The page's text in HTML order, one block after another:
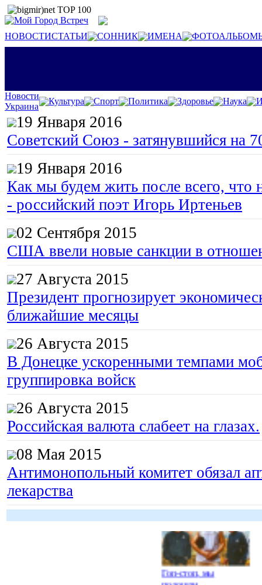
НОВОСТИСТАТЬИ СОННИК ИМЕНА
Новости
Украина
Культура Спорт Политика Здоровье Наука
19 Января 2016
Советский Союз - затянувшийся на
19 Января 2016
Как мы будем жить после всего, что
- российский поэт Игорь Иртеньев
02 Сентября 2015
США ввели новые санкции в
27 Августа 2015
Президент прогнозирует
ближайшие месяцы
26 Августа 2015
В Донецке ускоренными темпами
группировка войск
26 Августа 2015
Российская валюта слабеет на глазах.
08 Мая 2015
Антимонопольный комитет обязал
лекарства
Гоп-стоп, мы
подошли...